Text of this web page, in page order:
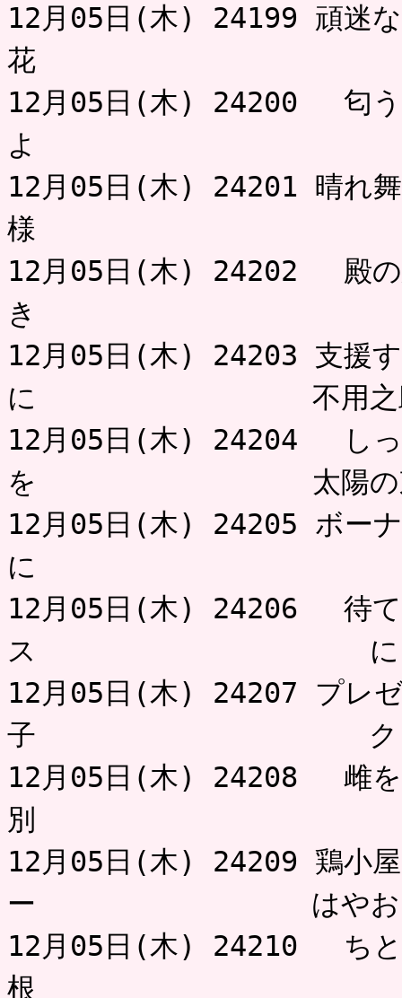
12月05日(木) 24199 頑迷な
花
12月05日(木) 24200 匂う
よ
12月05日(木) 24201 晴れ舞
様 の
12月05日(木) 24202 殿の
き は
12月05日(木) 24203 支援す
に 不用之
12月05日(木) 24204 しっ
を 太陽の東月
12月05日(木) 24205 ボーナ
に は
12月05日(木) 24206 待て
ス にゃ
12月05日(木) 24207 プレゼ
子 ク
12月05日(木) 24208 雌を
別 不用
12月05日(木) 24209 鶏小屋
ー はやお
12月05日(木) 24210 ちと
根 とろ